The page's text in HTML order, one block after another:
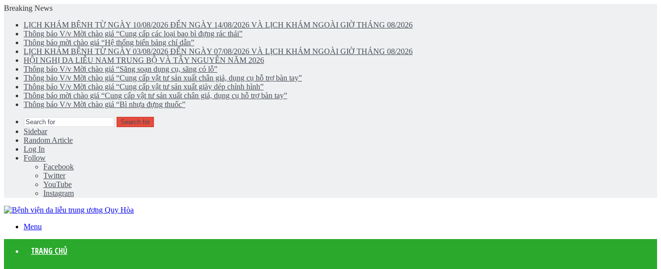
Breaking News
LỊCH KHÁM BỆNH TỪ NGÀY 10/08/2026 ĐẾN NGÀY 14/08/2026 VÀ LỊCH KHÁM NGOÀI GIỜ THÁNG 08/2026
Thông báo V/v Mời chào giá “Cung cấp các loại bao bì đựng rác thải”
Thông báo mời chào giá “Hệ thống biển bảng chỉ dẫn”
LỊCH KHÁM BỆNH TỪ NGÀY 03/08/2026 ĐẾN NGÀY 07/08/2026 VÀ LỊCH KHÁM NGOÀI GIỜ THÁNG 08/2026
HỘI NGHỊ DA LIỄU NAM TRUNG BỘ VÀ TÂY NGUYÊN NĂM 2026
Thông báo V/v Mời chào giá “Săng soạn dụng cụ, săng có lỗ”
Thông báo V/v Mời chào giá “Cung cấp vật tư sản xuất chân giả, dụng cụ hỗ trợ bàn tay”
Thông báo V/v Mời chào giá “Cung cấp vật tư sản xuất giày dép chỉnh hình”
Thông báo mời chào giá “Cung cấp vật tư sản xuất chân giả, dụng cụ hỗ trợ bàn tay”
Thông báo V/v Mời chào giá “Bì nhựa đựng thuốc”
Search for
Sidebar
Random Article
Log In
Follow
Facebook
Twitter
YouTube
Instagram
Menu
TRANG CHỦ